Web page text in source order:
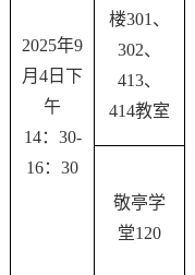
2025年9
月4日下
午
14：30-
16：30
楼301、
302、
413、
414教室
敬亭学
堂120